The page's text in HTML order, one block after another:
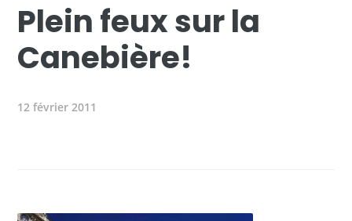
Plein feux sur la
Canebière!
12 février 2011